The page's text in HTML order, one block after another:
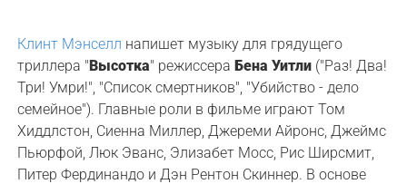
Клинт Мэнселл напишет музыку для грядущего
триллера "Высотка" режиссера Бена Уитли ("Раз! Два!
Три! Умри!", "Список смертников", "Убийство - дело
семейное"). Главные роли в фильме играют Том
Хиддлстон, Сиенна Миллер, Джереми Айронс, Джеймс
Пьюрфой, Люк Эванс, Элизабет Мосс, Рис Ширсмит,
Питер Фердинандо и Дэн Рентон Скиннер. В основе